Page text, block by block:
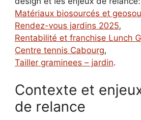
Matériaux biosourcés et
Rendez-vous jardins 2025,
Rentabilité et franchise Lunch
Centre tennis Cabourg,
Tailler graminees – jardin.
Contexte et
de relance